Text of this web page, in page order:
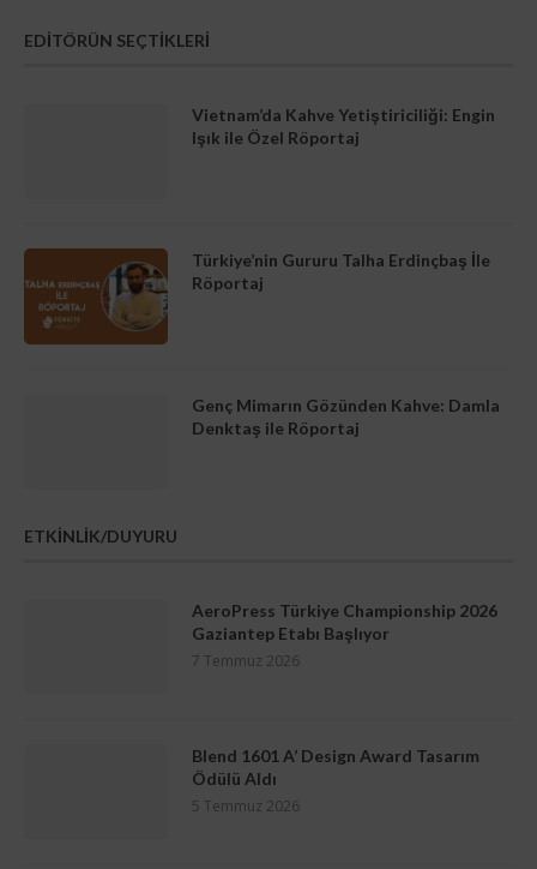
EDITÖRÜN SEÇTIKLERI
Vietnam’da Kahve Yetiştiriciliği: Engin
Işık ile Özel Röportaj
Türkiye’nin Gururu Talha Erdinçbaş İle
Röportaj
Genç Mimarın Gözünden Kahve: Damla
Denktaş ile Röportaj
ETKİNLİK/DUYURU
AeroPress Türkiye Championship 2026
Gaziantep Etabı Başlıyor
7 Temmuz 2026
Blend 1601 A’ Design Award Tasarım
Ödülü Aldı
5 Temmuz 2026